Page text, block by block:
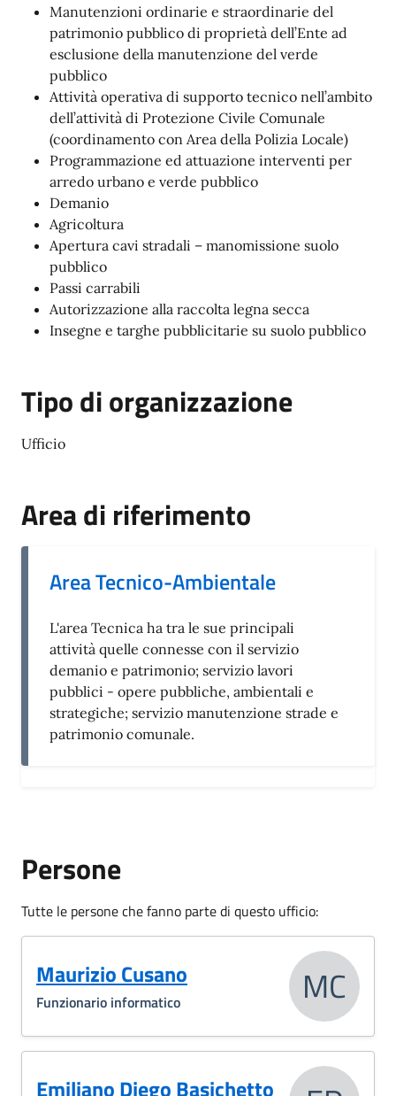
Manutenzioni ordinarie e straordinarie del
patrimonio pubblico di proprietà dell’Ente ad
esclusione della manutenzione del verde
pubblico
Attività operativa di supporto tecnico nell’ambito
dell’attività di Protezione Civile Comunale
(coordinamento con Area della Polizia Locale)
Programmazione ed attuazione interventi per
arredo urbano e verde pubblico
Demanio
Agricoltura
Apertura cavi stradali – manomissione suolo
pubblico
Passi carrabili
Autorizzazione alla raccolta legna secca
Insegne e targhe pubblicitarie su suolo pubblico
Tipo di organizzazione
Ufficio
Area di riferimento
Area Tecnico-Ambientale
L'area Tecnica ha tra le sue principali
attività quelle connesse con il servizio
demanio e patrimonio; servizio lavori
pubblici - opere pubbliche, ambientali e
strategiche; servizio manutenzione strade e
patrimonio comunale.
Persone
Tutte le persone che fanno parte di questo ufficio:
Maurizio Cusano
Funzionario informatico MC
Emiliano Diego Basichetto